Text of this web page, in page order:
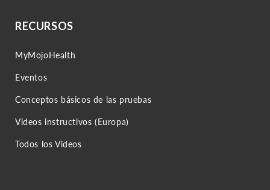
RECURSOS
MyMojoHealth
Eventos
Conceptos básicos de las pruebas
Videos instructivos (Europa)
Todos los Videos